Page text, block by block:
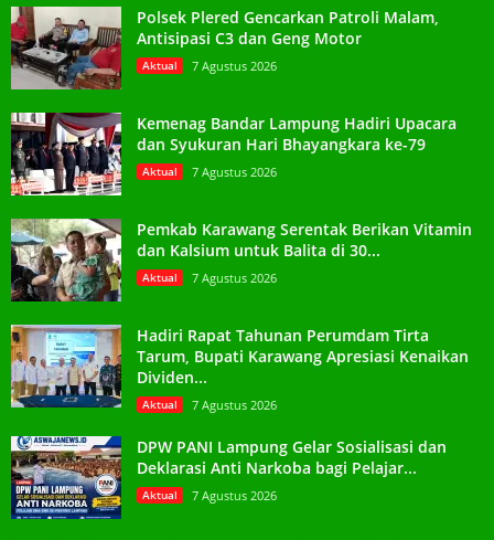
Polsek Plered Gencarkan Patroli Malam,
Antisipasi C3 dan Geng Motor
Aktual 7 Agustus 2026
Kemenag Bandar Lampung Hadiri Upacara
dan Syukuran Hari Bhayangkara ke-79
Aktual 7 Agustus 2026
Pemkab Karawang Serentak Berikan Vitamin
dan Kalsium untuk Balita di 30...
Aktual 7 Agustus 2026
Hadiri Rapat Tahunan Perumdam Tirta
Tarum, Bupati Karawang Apresiasi Kenaikan
Dividen...
Aktual 7 Agustus 2026
DPW PANI Lampung Gelar Sosialisasi dan
Deklarasi Anti Narkoba bagi Pelajar...
Aktual 7 Agustus 2026